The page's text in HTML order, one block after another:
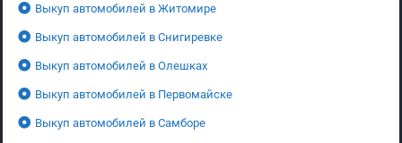
Выкуп автомобилей в Житомире
Выкуп автомобилей в Снигиревке
Выкуп автомобилей в Олешках
Выкуп автомобилей в Первомайске
Выкуп автомобилей в Самборе